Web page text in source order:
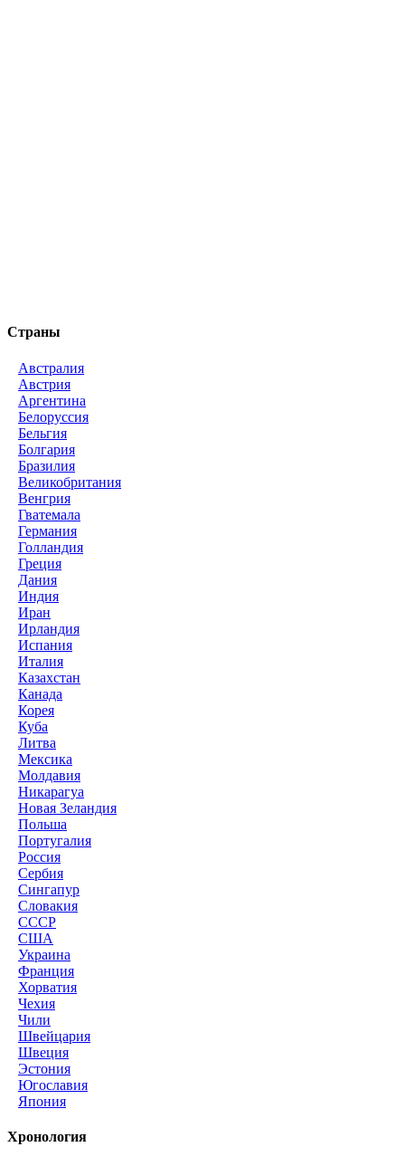
Страны
Австралия
Австрия
Аргентина
Белоруссия
Бельгия
Болгария
Бразилия
Великобритания
Венгрия
Гватемала
Германия
Голландия
Греция
Дания
Индия
Иран
Ирландия
Испания
Италия
Казахстан
Канада
Корея
Куба
Литва
Мексика
Молдавия
Никарагуа
Новая Зеландия
Польша
Португалия
Россия
Сербия
Сингапур
Словакия
СССР
США
Украина
Франция
Хорватия
Чехия
Чили
Швейцария
Швеция
Эстония
Югославия
Япония
Хронология